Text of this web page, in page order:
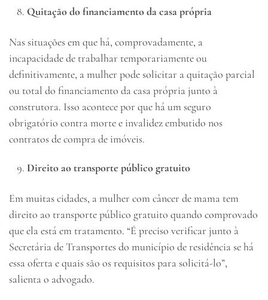
Quitação do financiamento da casa própria
Nas situações em que há, comprovadamente, a
incapacidade de trabalhar temporariamente ou
definitivamente, a mulher pode solicitar a quitação parcial
ou total do financiamento da casa própria junto à
construtora. Isso acontece por que há um seguro
obrigatório contra morte e invalidez embutido nos
contratos de compra de imóveis.
Direito ao transporte público gratuito
Em muitas cidades, a mulher com câncer de mama tem
direito ao transporte público gratuito quando comprovado
que ela está em tratamento. “É preciso verificar junto à
Secretária de Transportes do município de residência se há
essa oferta e quais são os requisitos para solicitá-lo”,
salienta o advogado.